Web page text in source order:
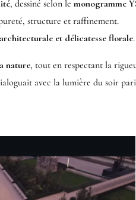
, dessiné selon le monogramme
structure et raffinement.
et délicatesse florale.
nature, tout en respectant la
avec la lumière du soir